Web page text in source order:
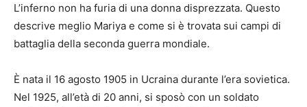
L’inferno non ha furia di una donna disprezzata. Questo
descrive meglio Mariya e come si è trovata sui campi di
battaglia della seconda guerra mondiale.
È nata il 16 agosto 1905 in Ucraina durante l’era sovietica.
Nel 1925, all’età di 20 anni, si sposò con un soldato